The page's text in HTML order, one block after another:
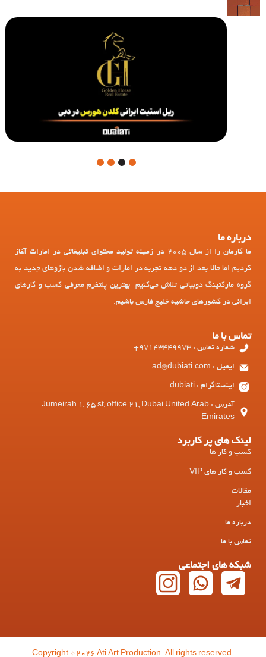
1
درباره ما
ما کارمان را از سال 2005 در زمینه تولید محتوای تبلیغاتی در امارات آغاز
کردیم اما حالا بعد از دو دهه تجربه در امارات و اضافه شدن بازوهای جدید به
گروه مارکتینگ دوبیاتی تلاش می‌کنیم بهترین پلتفرم معرفی کسب و کارهای
ایرانی در کشورهای حاشیه خلیج فارس باشیم.
تماس با ما
شماره تماس : 97143449973+
ایمیل : ad@dubiati.com
اینستاگرام : dubiati
آدرس : Jumeirah 1, 65 st, office 21, Dubai United Arab
Emirates
لینک های پر کاربرد
کسب و کار ها
کسب و کار های VIP
مقالات
اخبار
درباره ما
تماس با ما
شبکه های اجتماعی
Copyright © 2026 Ati Art Production. All rights reserved.